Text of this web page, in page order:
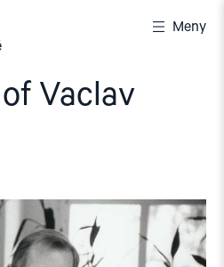
Meny
Vaclav